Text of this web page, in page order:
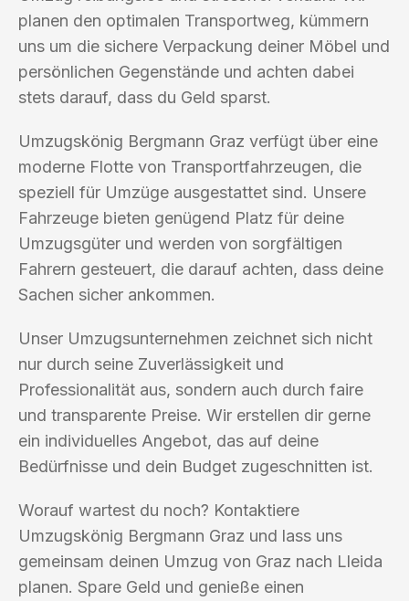
planen den optimalen Transportweg, kümmern
uns um die sichere Verpackung deiner Möbel und
persönlichen Gegenstände und achten dabei
stets darauf, dass du Geld sparst.
Umzugskönig Bergmann Graz verfügt über eine
moderne Flotte von Transportfahrzeugen, die
speziell für Umzüge ausgestattet sind. Unsere
Fahrzeuge bieten genügend Platz für deine
Umzugsgüter und werden von sorgfältigen
Fahrern gesteuert, die darauf achten, dass deine
Sachen sicher ankommen.
Unser Umzugsunternehmen zeichnet sich nicht
nur durch seine Zuverlässigkeit und
Professionalität aus, sondern auch durch faire
und transparente Preise. Wir erstellen dir gerne
ein individuelles Angebot, das auf deine
Bedürfnisse und dein Budget zugeschnitten ist.
Worauf wartest du noch? Kontaktiere
Umzugskönig Bergmann Graz und lass uns
gemeinsam deinen Umzug von Graz nach Lleida
planen. Spare Geld und genieße einen